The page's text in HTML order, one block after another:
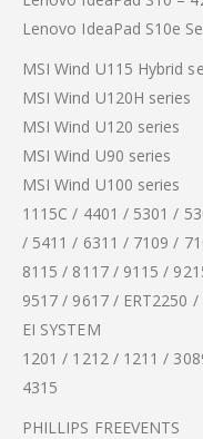
Lenovo IdeaPad S10e
MSI Wind U115 Hybrid
MSI Wind U120H series
MSI Wind U120 series
MSI Wind U90 series
MSI Wind U100 series
1115C / 4401 / 5301 /
/ 5411 / 6311 / 7109 /
8115 / 8117 / 9115 /
9517 / 9617 / ERT2250
EI SYSTEM
1201 / 1212 / 1211 /
4315
PHILLIPS FREEVENTS